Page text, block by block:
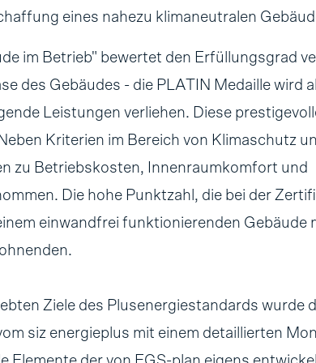
eines nahezu klimaneutralen
im Betrieb" bewertet den Erfüllungsgrad
des Gebäudes - die PLATIN Medaille wird
Leistungen verliehen. Diese
Kriterien im Bereich von Klimaschutz
zu Betriebskosten, Innenraumkomfort und
Die hohe Punktzahl, die bei der
einwandfrei funktionierenden Gebäude
Ziele des Plusenergiestandards wurde
siz energieplus mit einem detaillierten